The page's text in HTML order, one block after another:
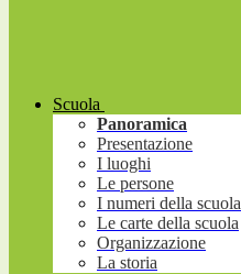
Scuola
Panoramica
Presentazione
I luoghi
Le persone
I numeri della scuola
Le carte della scuola
Organizzazione
La storia